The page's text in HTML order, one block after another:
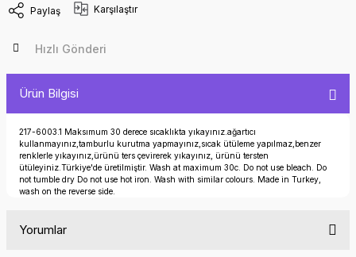
Paylaş Karşılaştır
Hızlı Gönderi
Ürün Bilgisi
217-6003.1 Maksımum 30 derece sıcaklıkta yıkayınız.ağartıcı
kullanmayınız,tamburlu kurutma yapmayınız,sıcak ütüleme yapılmaz,benzer
renklerle yıkayınız,ürünü ters çevirerek yıkayınız, ürünü tersten
ütüleyiniz.Türkiye'de üretilmiştir. Wash at maximum 30c. Do not use bleach. Do
not tumble dry Do not use hot iron. Wash with similar colours. Made in Turkey,
wash on the reverse side.
Yorumlar